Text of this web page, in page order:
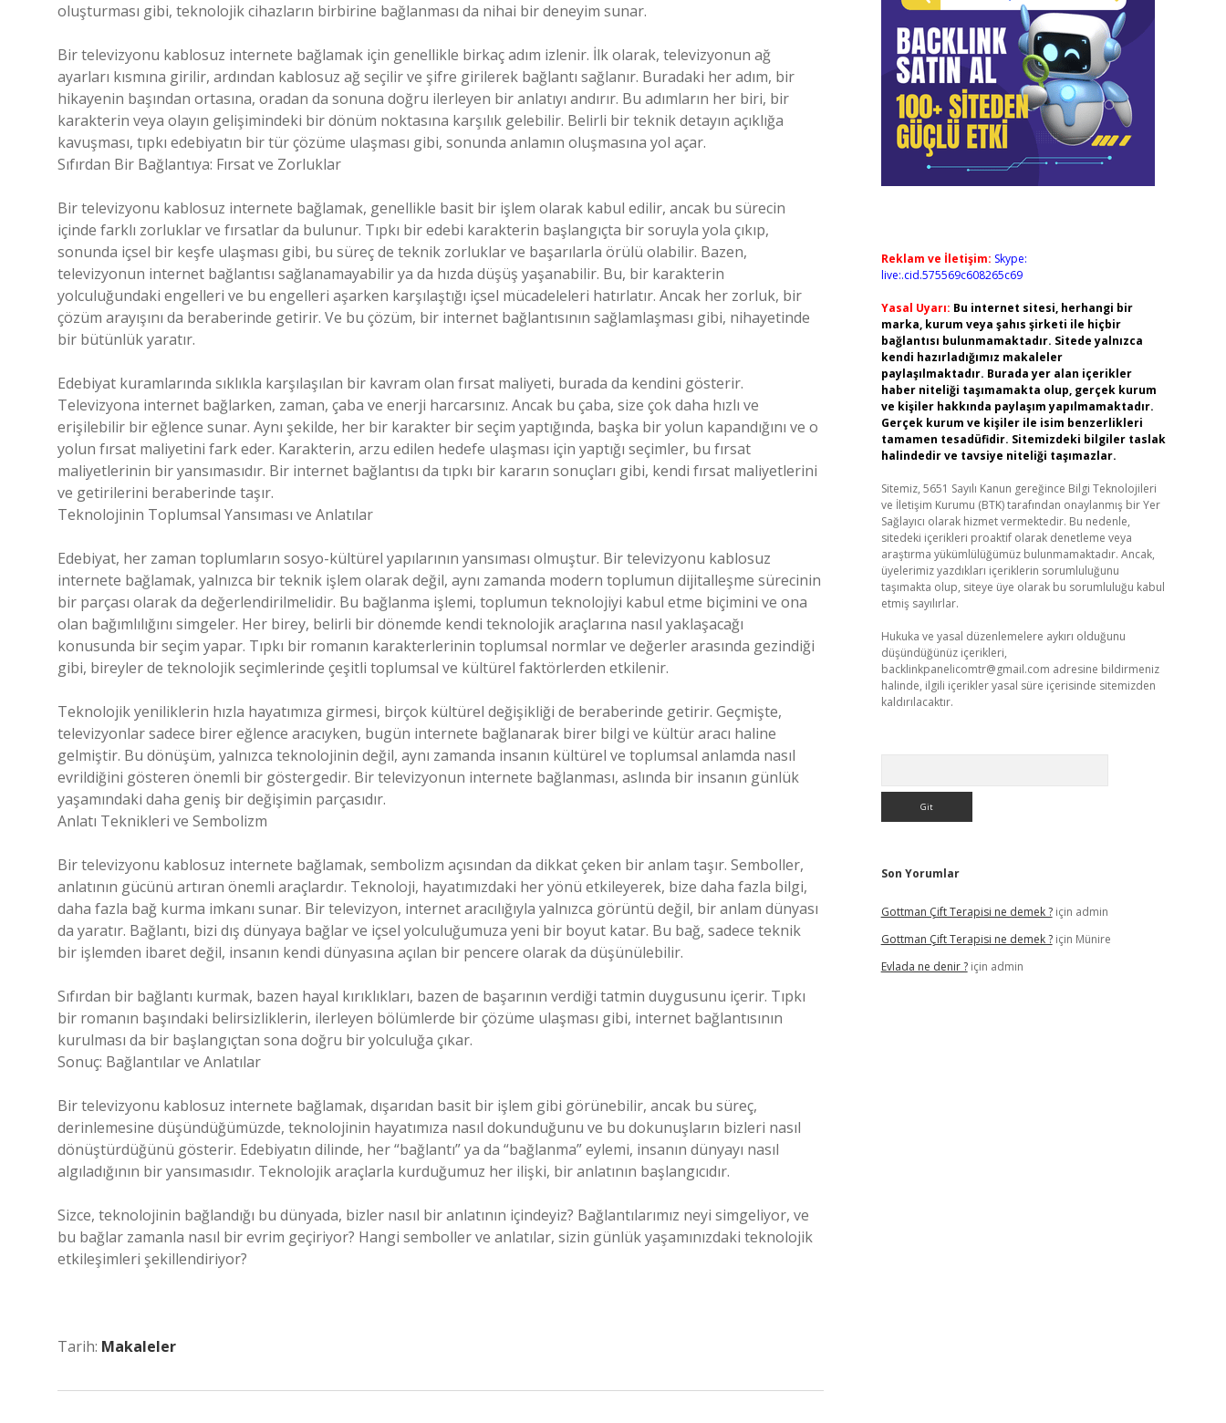
oluşturması gibi, teknolojik cihazların birbirine bağlanması da nihai bir deneyim sunar.
Bir televizyonu kablosuz internete bağlamak için genellikle birkaç adım izlenir. İlk olarak, televizyonun ağ
ayarları kısmına girilir, ardından kablosuz ağ seçilir ve şifre girilerek bağlantı sağlanır. Buradaki her adım, bir
hikayenin başından ortasına, oradan da sonuna doğru ilerleyen bir anlatıyı andırır. Bu adımların her biri, bir
karakterin veya olayın gelişimindeki bir dönüm noktasına karşılık gelebilir. Belirli bir teknik detayın açıklığa
kavuşması, tıpkı edebiyatın bir tür çözüme ulaşması gibi, sonunda anlamın oluşmasına yol açar.
Sıfırdan Bir Bağlantıya: Fırsat ve Zorluklar
Bir televizyonu kablosuz internete bağlamak, genellikle basit bir işlem olarak kabul edilir, ancak bu sürecin
içinde farklı zorluklar ve fırsatlar da bulunur. Tıpkı bir edebi karakterin başlangıçta bir soruyla yola çıkıp,
sonunda içsel bir keşfe ulaşması gibi, bu süreç de teknik zorluklar ve başarılarla örülü olabilir. Bazen,
televizyonun internet bağlantısı sağlanamayabilir ya da hızda düşüş yaşanabilir. Bu, bir karakterin
yolculuğundaki engelleri ve bu engelleri aşarken karşılaştığı içsel mücadeleleri hatırlatır. Ancak her zorluk, bir
çözüm arayışını da beraberinde getirir. Ve bu çözüm, bir internet bağlantısının sağlamlaşması gibi, nihayetinde
bir bütünlük yaratır.
Edebiyat kuramlarında sıklıkla karşılaşılan bir kavram olan fırsat maliyeti, burada da kendini gösterir.
Televizyona internet bağlarken, zaman, çaba ve enerji harcarsınız. Ancak bu çaba, size çok daha hızlı ve
erişilebilir bir eğlence sunar. Aynı şekilde, her bir karakter bir seçim yaptığında, başka bir yolun kapandığını ve o
yolun fırsat maliyetini fark eder. Karakterin, arzu edilen hedefe ulaşması için yaptığı seçimler, bu fırsat
maliyetlerinin bir yansımasıdır. Bir internet bağlantısı da tıpkı bir kararın sonuçları gibi, kendi fırsat maliyetlerini
ve getirilerini beraberinde taşır.
Teknolojinin Toplumsal Yansıması ve Anlatılar
Edebiyat, her zaman toplumların sosyo-kültürel yapılarının yansıması olmuştur. Bir televizyonu kablosuz
internete bağlamak, yalnızca bir teknik işlem olarak değil, aynı zamanda modern toplumun dijitalleşme sürecinin
bir parçası olarak da değerlendirilmelidir. Bu bağlanma işlemi, toplumun teknolojiyi kabul etme biçimini ve ona
olan bağımlılığını simgeler. Her birey, belirli bir dönemde kendi teknolojik araçlarına nasıl yaklaşacağı
konusunda bir seçim yapar. Tıpkı bir romanın karakterlerinin toplumsal normlar ve değerler arasında gezindiği
gibi, bireyler de teknolojik seçimlerinde çeşitli toplumsal ve kültürel faktörlerden etkilenir.
Teknolojik yeniliklerin hızla hayatımıza girmesi, birçok kültürel değişikliği de beraberinde getirir. Geçmişte,
televizyonlar sadece birer eğlence aracıyken, bugün internete bağlanarak birer bilgi ve kültür aracı haline
gelmiştir. Bu dönüşüm, yalnızca teknolojinin değil, aynı zamanda insanın kültürel ve toplumsal anlamda nasıl
evrildiğini gösteren önemli bir göstergedir. Bir televizyonun internete bağlanması, aslında bir insanın günlük
yaşamındaki daha geniş bir değişimin parçasıdır.
Anlatı Teknikleri ve Sembolizm
Bir televizyonu kablosuz internete bağlamak, sembolizm açısından da dikkat çeken bir anlam taşır. Semboller,
anlatının gücünü artıran önemli araçlardır. Teknoloji, hayatımızdaki her yönü etkileyerek, bize daha fazla bilgi,
daha fazla bağ kurma imkanı sunar. Bir televizyon, internet aracılığıyla yalnızca görüntü değil, bir anlam dünyası
da yaratır. Bağlantı, bizi dış dünyaya bağlar ve içsel yolculuğumuza yeni bir boyut katar. Bu bağ, sadece teknik
bir işlemden ibaret değil, insanın kendi dünyasına açılan bir pencere olarak da düşünülebilir.
Sıfırdan bir bağlantı kurmak, bazen hayal kırıklıkları, bazen de başarının verdiği tatmin duygusunu içerir. Tıpkı
bir romanın başındaki belirsizliklerin, ilerleyen bölümlerde bir çözüme ulaşması gibi, internet bağlantısının
kurulması da bir başlangıçtan sona doğru bir yolculuğa çıkar.
Sonuç: Bağlantılar ve Anlatılar
Bir televizyonu kablosuz internete bağlamak, dışarıdan basit bir işlem gibi görünebilir, ancak bu süreç,
derinlemesine düşündüğümüzde, teknolojinin hayatımıza nasıl dokunduğunu ve bu dokunuşların bizleri nasıl
dönüştürdüğünü gösterir. Edebiyatın dilinde, her “bağlantı” ya da “bağlanma” eylemi, insanın dünyayı nasıl
algıladığının bir yansımasıdır. Teknolojik araçlarla kurduğumuz her ilişki, bir anlatının başlangıcıdır.
Sizce, teknolojinin bağlandığı bu dünyada, bizler nasıl bir anlatının içindeyiz? Bağlantılarımız neyi simgeliyor, ve
bu bağlar zamanla nasıl bir evrim geçiriyor? Hangi semboller ve anlatılar, sizin günlük yaşamınızdaki teknolojik
etkileşimleri şekillendiriyor?
Tarih: Makaleler
Reklam ve İletişim: Skype:
live:.cid.575569c608265c69
Yasal Uyarı: Bu internet sitesi, herhangi bir
marka, kurum veya şahıs şirketi ile hiçbir
bağlantısı bulunmamaktadır. Sitede yalnızca
kendi hazırladığımız makaleler
paylaşılmaktadır. Burada yer alan içerikler
haber niteliği taşımamakta olup, gerçek kurum
ve kişiler hakkında paylaşım yapılmamaktadır.
Gerçek kurum ve kişiler ile isim benzerlikleri
tamamen tesadüfidir. Sitemizdeki bilgiler taslak
halindedir ve tavsiye niteliği taşımazlar.
Sitemiz, 5651 Sayılı Kanun gereğince Bilgi Teknolojileri
ve İletişim Kurumu (BTK) tarafından onaylanmış bir Yer
Sağlayıcı olarak hizmet vermektedir. Bu nedenle,
sitedeki içerikleri proaktif olarak denetleme veya
araştırma yükümlülüğümüz bulunmamaktadır. Ancak,
üyelerimiz yazdıkları içeriklerin sorumluluğunu
taşımakta olup, siteye üye olarak bu sorumluluğu kabul
etmiş sayılırlar.
Hukuka ve yasal düzenlemelere aykırı olduğunu
düşündüğünüz içerikleri,
backlinkpanelicomtr@gmail.com adresine bildirmeniz
halinde, ilgili içerikler yasal süre içerisinde sitemizden
kaldırılacaktır.
Son Yorumlar
Gottman Çift Terapisi ne demek ?için admin
Gottman Çift Terapisi ne demek ?için Münire
Evlada ne denir ?için admin